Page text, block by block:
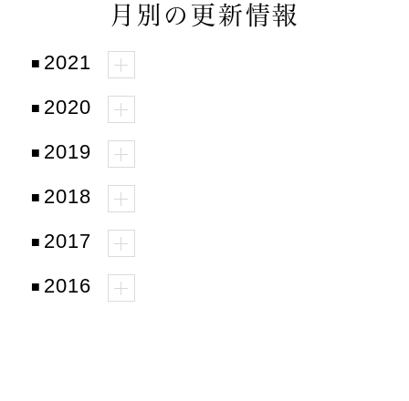
月別の更新情報
2021
2020
2019
2018
2017
2016